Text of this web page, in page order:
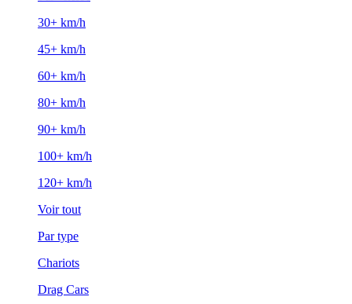
30+ km/h
45+ km/h
60+ km/h
80+ km/h
90+ km/h
100+ km/h
120+ km/h
Voir tout
Par type
Chariots
Drag Cars